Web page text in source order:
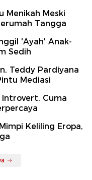
Menikah Meski
Tangga
'Ayah' Anak-
Sedih
Teddy Pardiyana
Mediasi
Introvert, Cuma
Keliling Eropa,